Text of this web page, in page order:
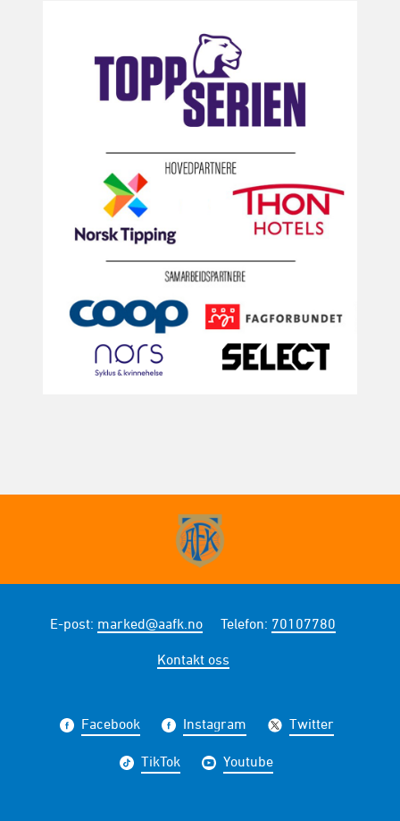
E-post: marked@aafk.no Telefon: 70107780
Kontakt oss
Facebook Instagram Twitter
TikTok Youtube